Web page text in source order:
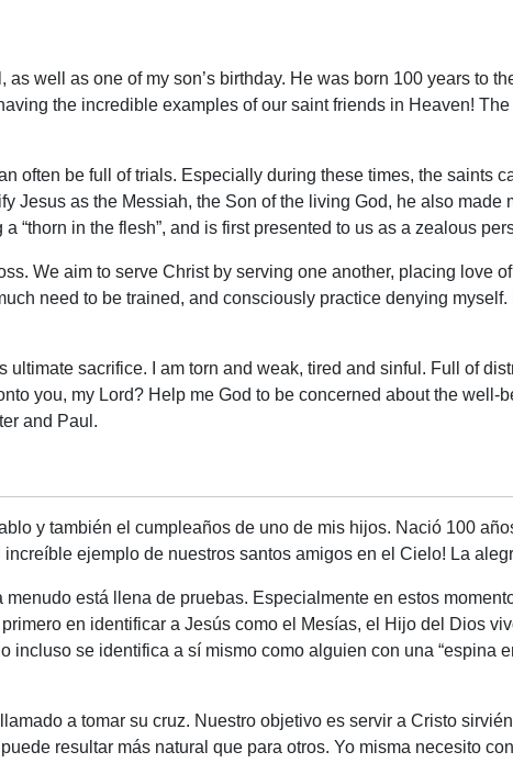
, as well as one of my son’s birthday. He was born 100 years to
the incredible examples of our saint friends in Heaven!
often be full of trials. Especially during these times, the saints
Jesus as the Messiah, the Son of the living God, he also
“thorn in the flesh”, and is first presented to us as a zealous
We aim to serve Christ by serving one another, placing love
need to be trained, and consciously practice denying
ultimate sacrifice. I am torn and weak, tired and sinful. Full of
you, my Lord? Help me God to be concerned about the well-
and Paul.
y también el cumpleaños de uno de mis hijos. Nació 100
ejemplo de nuestros santos amigos en el Cielo! La
está llena de pruebas. Especialmente en estos
en identificar a Jesús como el Mesías, el Hijo del Dios
incluso se identifica a sí mismo como alguien con una “espina
a tomar su cruz. Nuestro objetivo es servir a Cristo
resultar más natural que para otros. Yo misma necesito